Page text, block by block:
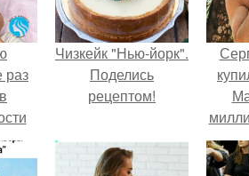
раз
-
Чизкейк "Нью-йорк".
Поделись
рецептом!